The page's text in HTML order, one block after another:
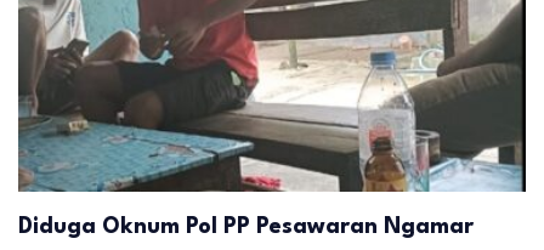
Diduga Oknum Pol PP Pesawaran Ngamar